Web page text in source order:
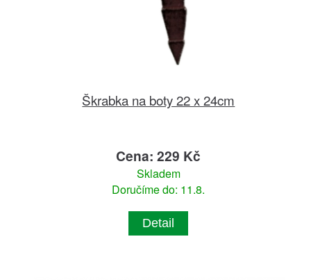
Škrabka na boty 22 x 24cm
Cena: 229 Kč
Skladem
Doručíme do: 11.8.
Detail